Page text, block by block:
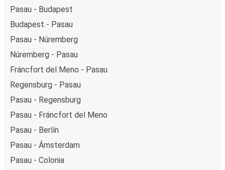
Pasau - Budapest
Budapest - Pasau
Pasau - Núremberg
Núremberg - Pasau
Fráncfort del Meno - Pasau
Regensburg - Pasau
Pasau - Regensburg
Pasau - Fráncfort del Meno
Pasau - Berlín
Pasau - Ámsterdam
Pasau - Colonia